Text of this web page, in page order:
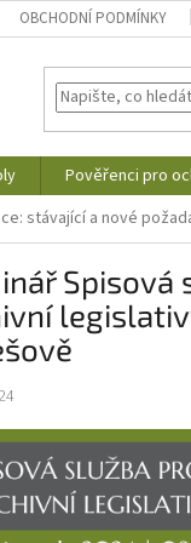
OBCHODNÍ PODMÍNKY
Pověřenci pro
stávající a nové
Spisová